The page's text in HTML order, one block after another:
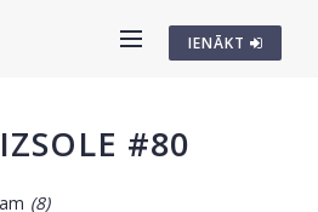
IENĀKT
#80
(8)